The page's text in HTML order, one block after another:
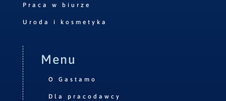
Praca w biurze
Uroda i kosmetyka
Menu
O Gastamo
Dla pracodawcy